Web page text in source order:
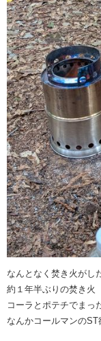
なんとなく焚き火がし
約１年半ぶりの焚き火
コーラとポテチでまっ
なんかコールマンの